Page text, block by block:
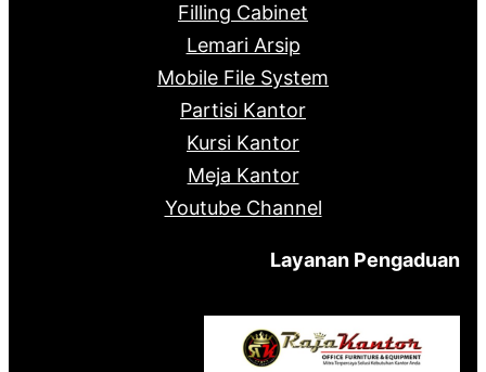
Filling Cabinet
Lemari Arsip
Mobile File System
Partisi Kantor
Kursi Kantor
Meja Kantor
Youtube Channel
Layanan Pengaduan